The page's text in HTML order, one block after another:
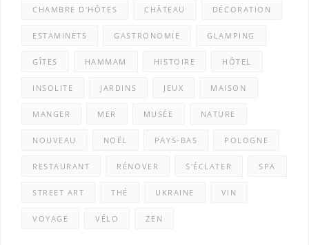
CHAMBRE D'HÔTES CHÂTEAU DÉCORATION
ESTAMINETS GASTRONOMIE GLAMPING
GÎTES HAMMAM HISTOIRE HÔTEL
INSOLITE JARDINS JEUX MAISON
MANGER MER MUSÉE NATURE
NOUVEAU NOËL PAYS-BAS POLOGNE
RESTAURANT RÉNOVER S'ÉCLATER SPA
STREET ART THÉ UKRAINE VIN
VOYAGE VÉLO ZEN